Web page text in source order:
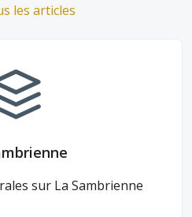
les articles
sur La Sambrienne